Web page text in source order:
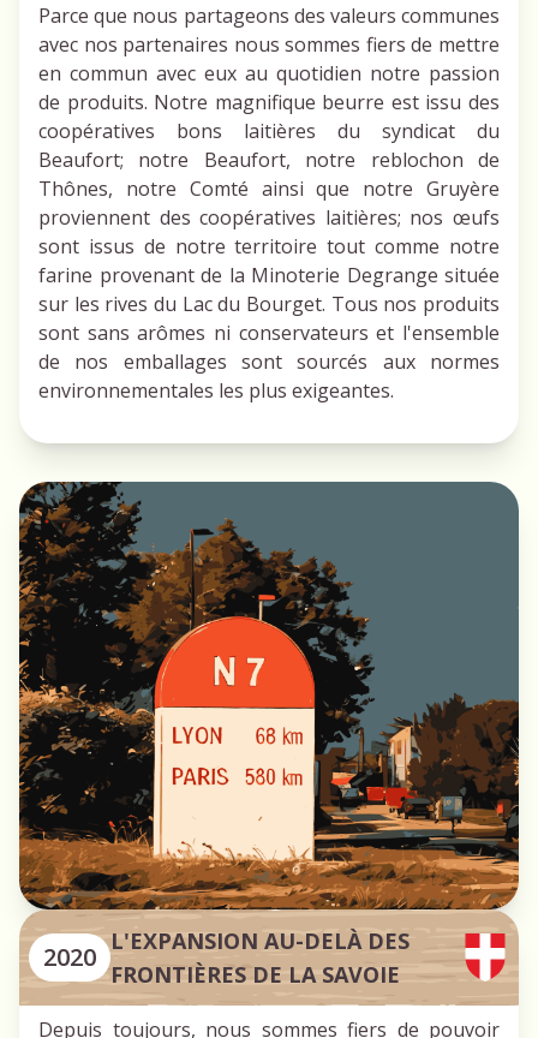
Parce que nous partageons des valeurs communes
avec nos partenaires nous sommes fiers de mettre
en commun avec eux au quotidien notre passion
de produits. Notre magnifique beurre est issu des
coopératives bons laitières du syndicat du
Beaufort; notre Beaufort, notre reblochon de
Thônes, notre Comté ainsi que notre Gruyère
proviennent des coopératives laitières; nos œufs
sont issus de notre territoire tout comme notre
farine provenant de la Minoterie Degrange située
sur les rives du Lac du Bourget. Tous nos produits
sont sans arômes ni conservateurs et l'ensemble
de nos emballages sont sourcés aux normes
environnementales les plus exigeantes.
2020 L'EXPANSION AU-DELÀ DES
FRONTIÈRES DE LA SAVOIE
Depuis toujours, nous sommes fiers de pouvoir